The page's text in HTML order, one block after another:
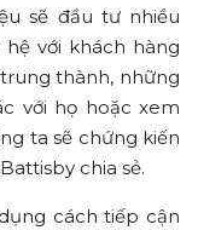
sẽ đầu tư nhiều
với khách hàng
thành, những
với họ hoặc xem
ta sẽ chứng kiến
chia sẻ.
cách tiếp cận